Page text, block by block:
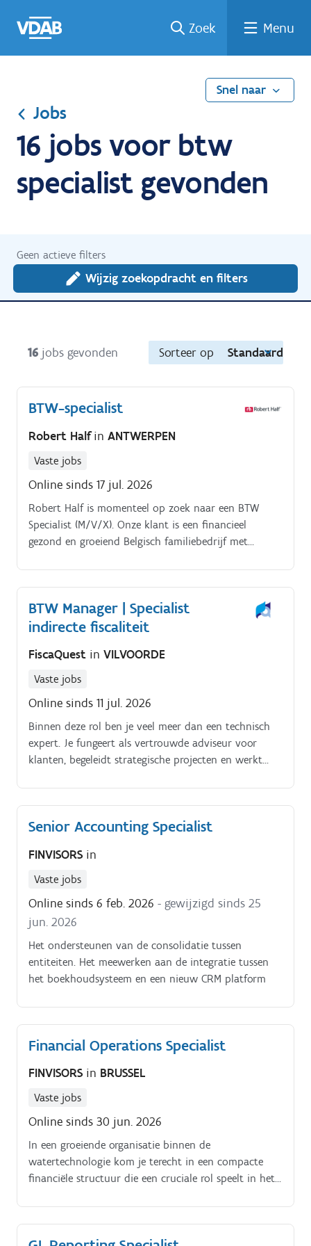
naar
een
een
job
naar
Zoek Menu
Snel naar
Jobs
16 jobs voor btw
specialist gevonden
Geen actieve filters
Wijzig zoekopdracht en filters
16 jobs gevonden Sorteer op Standaard
BTW-specialist
Robert Halfin ANTWERPEN
Vaste jobs
Online sinds 17 jul. 2026
Robert Half is momenteel op zoek naar een BTW
Specialist (M/V/X). Onze klant is een financieel
gezond en groeiend Belgisch familiebedrijf met
BTW Manager | Specialist
indirecte fiscaliteit
FiscaQuest in VILVOORDE
Vaste jobs
Online sinds 11 jul. 2026
Binnen deze rol ben je veel meer dan een technisch
expert. Je fungeert als vertrouwde adviseur voor
klanten, begeleidt strategische projecten en werkt
Senior Accounting Specialist
FINVISORS in
Vaste jobs
Online sinds 6 feb. 2026 - gewijzigd sinds 25
jun. 2026
Het ondersteunen van de consolidatie tussen
entiteiten. Het meewerken aan de integratie tussen
het boekhoudsysteem en een nieuw CRM platform
Financial Operations Specialist
FINVISORS in BRUSSEL
Vaste jobs
Online sinds 30 jun. 2026
In een groeiende organisatie binnen de
watertechnologie kom je terecht in een compacte
financiële structuur die een cruciale rol speelt in het
met ruimte om processen te verbeteren en actief mee